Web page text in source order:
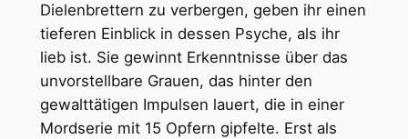
Dielenbrettern zu verbergen, geben ihr einen
tieferen Einblick in dessen Psyche, als ihr
lieb ist. Sie gewinnt Erkenntnisse über das
unvorstellbare Grauen, das hinter den
gewalttätigen Impulsen lauert, die in einer
Mordserie mit 15 Opfern gipfelte. Erst als